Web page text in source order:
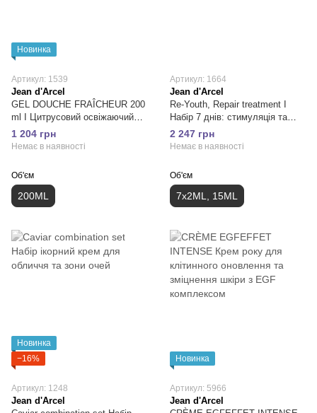
Новинка
Артикул: 1539
Jean d'Arcel
GEL DOUCHE FRAÎCHEUR 200
ml I Цитрусовий освіжаючий
гель для душа
1 204 грн
Немає в наявності
Об'єм
200ML
Артикул: 1664
Jean d'Arcel
Re-Youth, Repair treatment I
Набір 7 днів: стимуляція та
укріплення контурів обличчя
2 247 грн
Немає в наявності
Об'єм
7х2ML, 15ML
Новинка
−16%
Артикул: 1248
Jean d'Arcel
Новинка
Артикул: 5966
Jean d'Arcel